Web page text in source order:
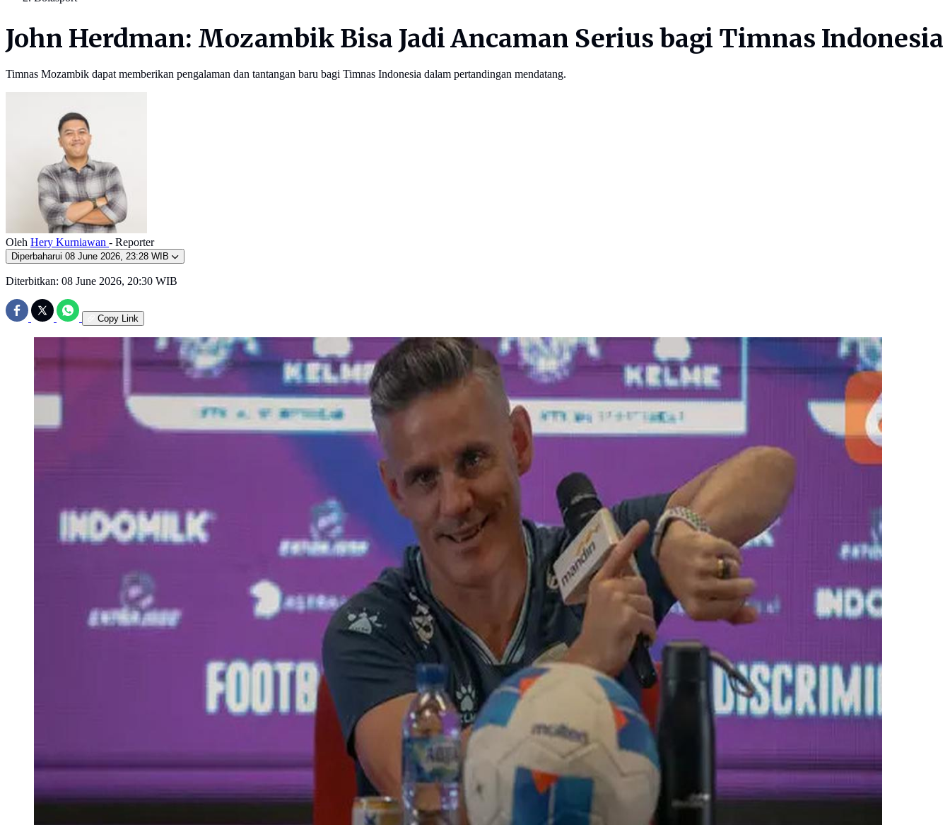
John Herdman: Mozambik Bisa Jadi Ancaman Serius bagi Timnas Indonesia
Timnas Mozambik dapat memberikan pengalaman dan tantangan baru bagi Timnas Indonesia dalam pertandingan mendatang.
Oleh Hery Kurniawan - Reporter
Diperbaharui 08 June 2026, 23:28 WIB
Diterbitkan: 08 June 2026, 20:30 WIB
Copy Link